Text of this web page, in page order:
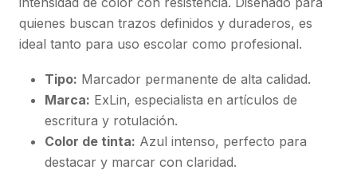
quienes buscan trazos definidos y duraderos, es
ideal tanto para uso escolar como profesional.
Tipo: Marcador permanente de alta calidad.
Marca: ExLin, especialista en artículos de
escritura y rotulación.
Color de tinta: Azul intenso, perfecto para
destacar y marcar con claridad.